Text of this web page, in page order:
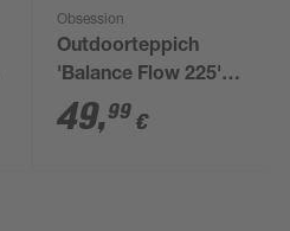
Obsession
Outdoorteppich
'Balance Flow 225'
creme 120 x 170 cm
49,99 €